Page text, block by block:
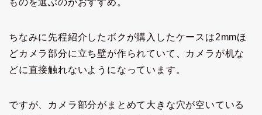
ちなみに先程紹介したボクが購入したケースは2mmほ
どカメラ部分に立ち壁が作られていて、カメラが机な
どに直接触れないようになっています。
ですが、カメラ部分がまとめて大きな穴が空いている